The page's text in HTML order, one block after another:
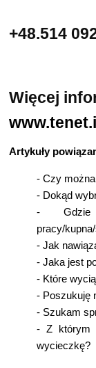
+48.514
Więcej
Artykuły
- Czy
- Dokąd
-
pracy/
- Jak
- Jaka jest
- Które
- Poszukuję
- Szukam
- Z którym
wycieczkę?